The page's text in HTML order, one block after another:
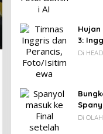
3:
Di
Dunia
Di